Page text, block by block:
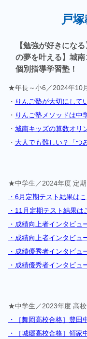
戸
【勉強が好きにな
の夢を叶える】城
個別指導学習塾！
★年長～小6／2024年10
・ りんご塾が大切にして
・ りんご塾メソッドは中
・ 城南キッズの算数オリ
・ 大人でも難しい？「つ
★中学生／2024年度 定
・6月定期テスト結果は
・11月定期テスト結果は
・成績向上者インタビュ
・成績向上者インタビュ
・成績優秀者インタビュ
・成績優秀者インタビュ
★中学生／2023年度 高
・［舞岡高校合格］豊田
・［城郷高校合格］領家